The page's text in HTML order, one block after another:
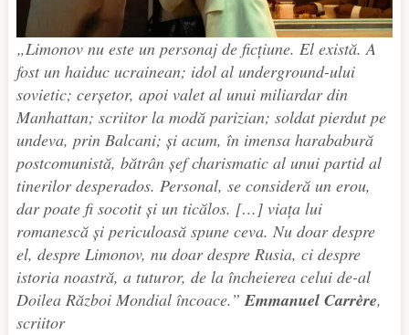
„Limonov nu este un personaj de ficţiune. El există. A
fost un haiduc ucrainean; idol al underground-ului
sovietic; cerşetor, apoi valet al unui miliardar din
Manhattan; scriitor la modă parizian; soldat pierdut pe
undeva, prin Balcani; şi acum, în imensa harababură
postcomunistă, bătrân şef charismatic al unui partid al
tinerilor desperados. Personal, se consideră un erou,
dar poate fi socotit şi un ticălos. […] viaţa lui
romanescă şi periculoasă spune ceva. Nu doar despre
el, despre Limonov, nu doar despre Rusia, ci despre
istoria noastră, a tuturor, de la încheierea celui de-al
Doilea Război Mondial încoace.” Emmanuel Carrère,
scriitor